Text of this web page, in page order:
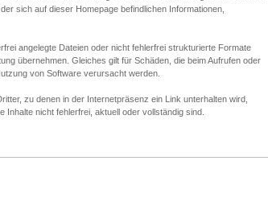
sich auf dieser Homepage befindlichen Informationen,
angelegte Dateien oder nicht fehlerfrei strukturierte Formate
übernehmen. Gleiches gilt für Schäden, die beim Aufrufen oder
von Software verursacht werden.
zu denen in der Internetpräsenz ein Link unterhalten wird,
nicht fehlerfrei, aktuell oder vollständig sind.